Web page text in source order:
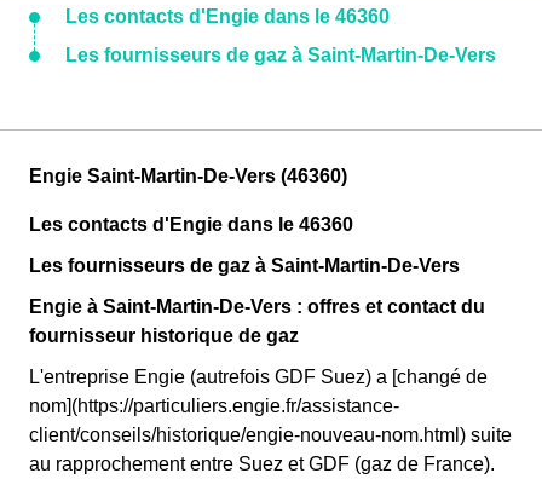
Les contacts d'Engie dans le 46360
Les fournisseurs de gaz à Saint-Martin-De-Vers
Engie Saint-Martin-De-Vers (46360)
Les contacts d'Engie dans le 46360
Les fournisseurs de gaz à Saint-Martin-De-Vers
Engie à Saint-Martin-De-Vers : offres et contact du
fournisseur historique de gaz
L'entreprise Engie (autrefois GDF Suez) a [changé de
nom](https://particuliers.engie.fr/assistance-
client/conseils/historique/engie-nouveau-nom.html) suite
au rapprochement entre Suez et GDF (gaz de France).